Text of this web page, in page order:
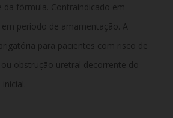
da fórmula. Contraindicado em
período de amamentação. A
para pacientes com risco de
obstrução uretral decorrente do